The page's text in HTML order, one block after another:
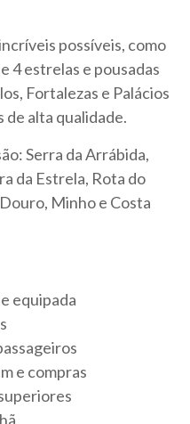
possíveis, como
4 estrelas e pousadas
Fortalezas e Palácios
alta qualidade.
Serra da Arrábida,
da Estrela, Rota do
Minho e Costa
equipada
e compras